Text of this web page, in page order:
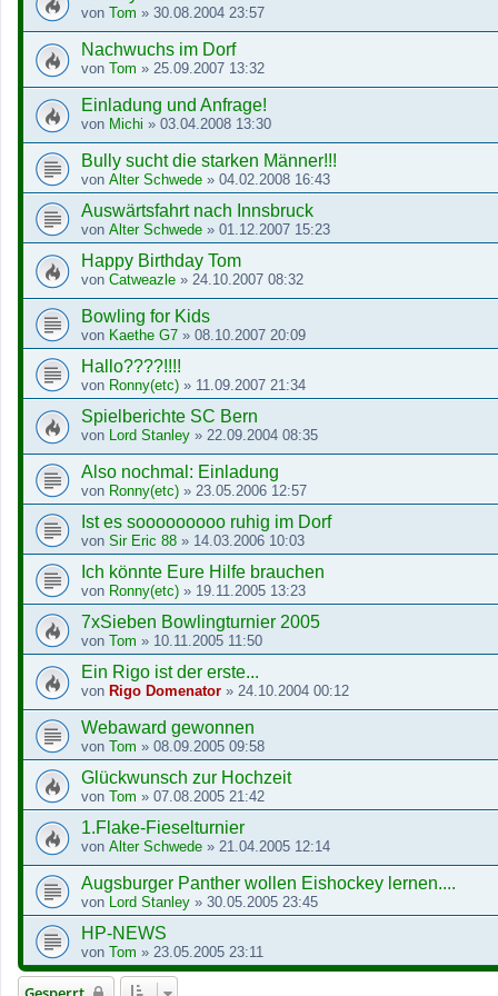
von Tom » 30.08.2004 23:57
Nachwuchs im Dorf
von Tom » 25.09.2007 13:32
Einladung und Anfrage!
von Michi » 03.04.2008 13:30
Bully sucht die starken Männer!!!
von Alter Schwede » 04.02.2008 16:43
Auswärtsfahrt nach Innsbruck
von Alter Schwede » 01.12.2007 15:23
Happy Birthday Tom
von Catweazle » 24.10.2007 08:32
Bowling for Kids
von Kaethe G7 » 08.10.2007 20:09
Hallo????!!!!
von Ronny(etc) » 11.09.2007 21:34
Spielberichte SC Bern
von Lord Stanley » 22.09.2004 08:35
Also nochmal: Einladung
von Ronny(etc) » 23.05.2006 12:57
Ist es sooooooooo ruhig im Dorf
von Sir Eric 88 » 14.03.2006 10:03
Ich könnte Eure Hilfe brauchen
von Ronny(etc) » 19.11.2005 13:23
7xSieben Bowlingturnier 2005
von Tom » 10.11.2005 11:50
Ein Rigo ist der erste...
von Rigo Domenator » 24.10.2004 00:12
Webaward gewonnen
von Tom » 08.09.2005 09:58
Glückwunsch zur Hochzeit
von Tom » 07.08.2005 21:42
1.Flake-Fieselturnier
von Alter Schwede » 21.04.2005 12:14
Augsburger Panther wollen Eishockey lernen....
von Lord Stanley » 30.05.2005 23:45
HP-NEWS
von Tom » 23.05.2005 23:11